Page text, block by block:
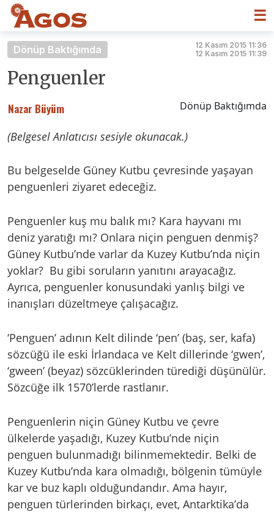
☰
Dönüp Baktığımda
12 Kasım 2015 11:36
12 Kasım 2015 11:39
Penguenler
Nazar Büyüm Dönüp Baktığımda
(Belgesel Anlatıcısı sesiyle okunacak.)
Bu belgeselde Güney Kutbu çevresinde yaşayan
penguenleri ziyaret edeceğiz.
Penguenler kuş mu balık mı? Kara hayvanı mı
deniz yaratığı mı? Onlara niçin penguen denmiş?
Güney Kutbu’nde varlar da Kuzey Kutbu’nda niçin
yoklar? Bu gibi soruların yanıtını arayacağız.
Ayrıca, penguenler konusundaki yanlış bilgi ve
inanışları düzeltmeye çalışacağız.
‘Penguen’ adının Kelt dilinde ‘pen’ (baş, ser, kafa)
sözcüğü ile eski İrlandaca ve Kelt dillerinde ‘gwen’,
‘gween’ (beyaz) sözcüklerinden türediği düşünülür.
Sözcüğe ilk 1570’lerde rastlanır.
Penguenlerin niçin Güney Kutbu ve çevre
ülkelerde yaşadığı, Kuzey Kutbu’nde niçin
penguen bulunmadığı bilinmemektedir. Belki de
Kuzey Kutbu’nda kara olmadığı, bölgenin tümüyle
kar ve buz kaplı olduğundandır. Ama hayır,
penguen türlerinden birkaçı, evet, Antarktika’da